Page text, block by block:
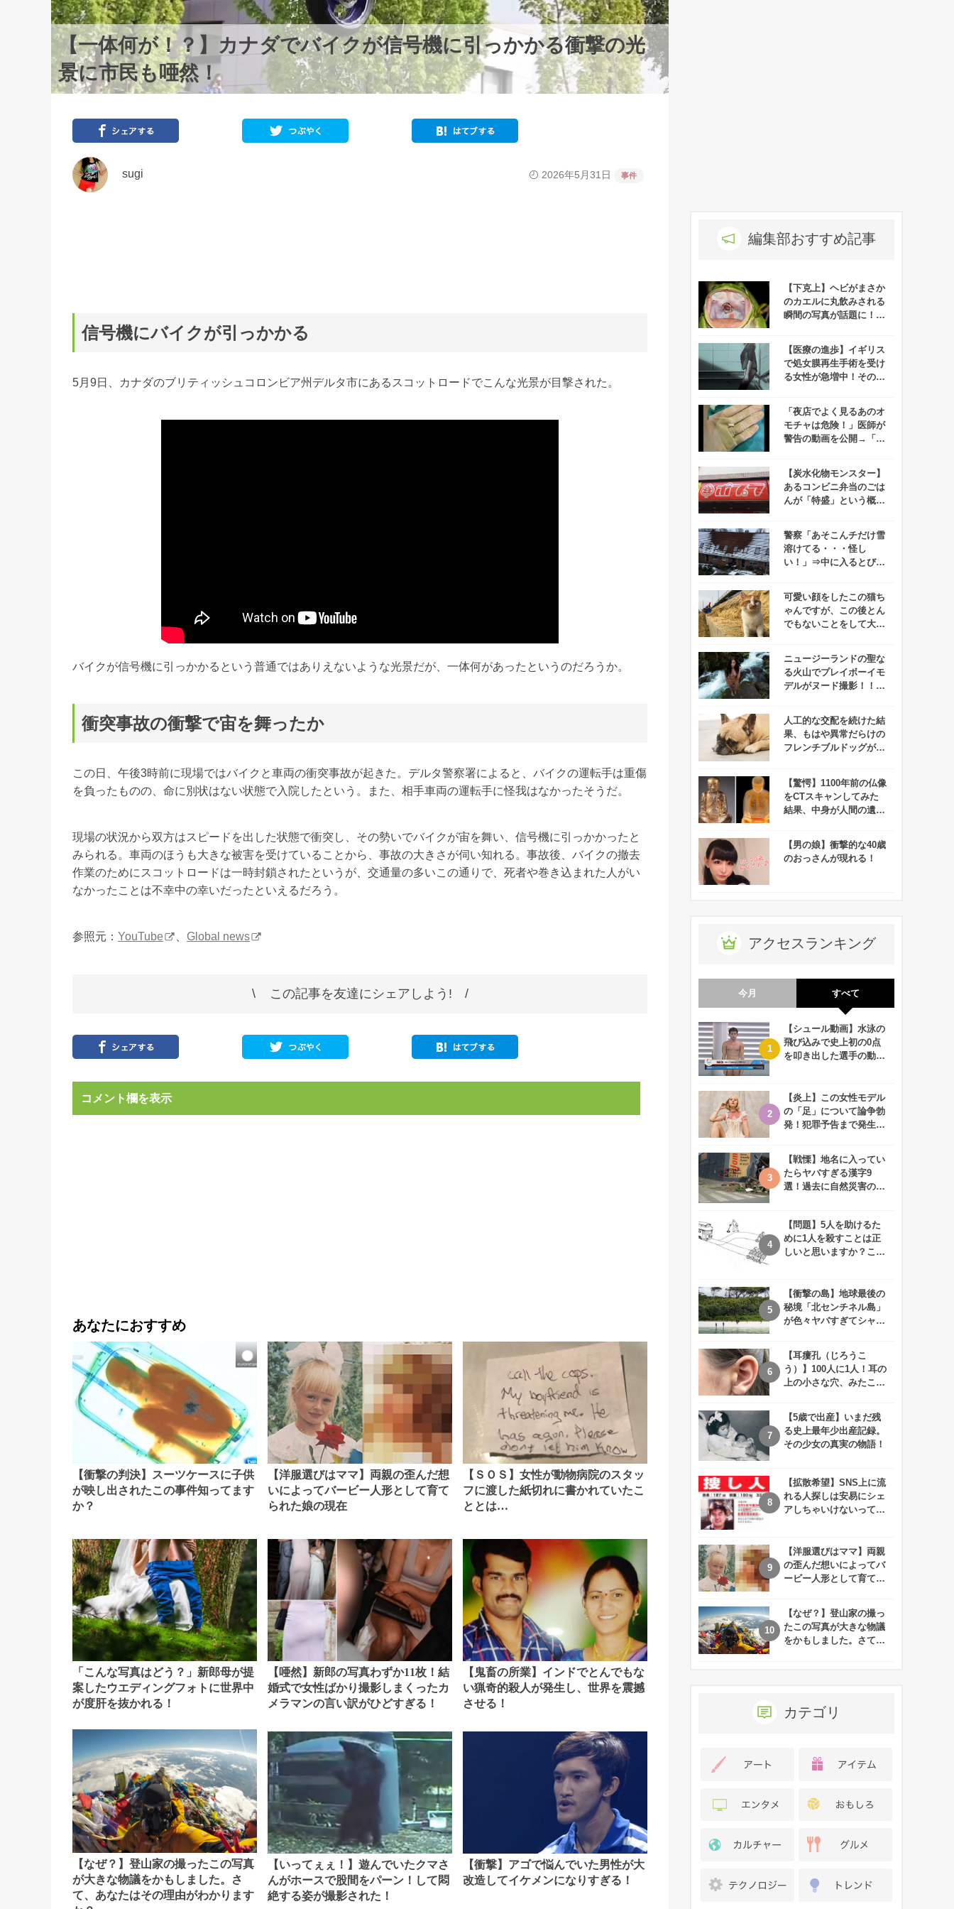
【一体何が！？】カナダでバイクが信号機に引っかかる衝撃の光
景に市民も唖然！
sugi 2026年5月31日 事件
信号機にバイクが引っかかる
5月9日、カナダのブリティッシュコロンビア州デルタ市にあるスコットロードでこんな光景が目撃された。
バイクが信号機に引っかかるという普通ではありえないような光景だが、一体何があったというのだろうか。
衝突事故の衝撃で宙を舞ったか
この日、午後3時前に現場ではバイクと車両の衝突事故が起きた。デルタ警察署によると、バイクの運転手は重傷
を負ったものの、命に別状はない状態で入院したという。また、相手車両の運転手に怪我はなかったそうだ。
現場の状況から双方はスピードを出した状態で衝突し、その勢いでバイクが宙を舞い、信号機に引っかかったと
みられる。車両のほうも大きな被害を受けていることから、事故の大きさが伺い知れる。事故後、バイクの撤去
作業のためにスコットロードは一時封鎖されたというが、交通量の多いこの通りで、死者や巻き込まれた人がい
なかったことは不幸中の幸いだったといえるだろう。
参照元： YouTube Global news
この記事を友達にシェアしよう! /
コメント欄を表示
あなたにおすすめ
【衝撃の判決】スーツケースに子供
が映し出されたこの事件知ってます
か？
【洋服選びはママ】両親の歪んだ想
いによってバービー人形として育て
られた娘の現在
【ＳＯＳ】女性が動物病院のスタッ
フに渡した紙切れに書かれていたこ
ととは…
「こんな写真はどう？」新郎母が提
案したウエディングフォトに世界中
が度肝を抜かれる！
【唖然】新郎の写真わずか11枚！結
婚式で女性ばかり撮影しまくったカ
メラマンの言い訳がひどすぎる！
【鬼畜の所業】インドでとんでもな
い猟奇的殺人が発生し、世界を震撼
させる！
【なぜ？】登山家の撮ったこの写真
が大きな物議をかもしました。さ
て、あなたはその理由がわかります
【いってぇぇ！】遊んでいたクマさ
んがホースで股間をパーン！して悶
絶する姿が撮影された！
【衝撃】アゴで悩んでいた男性が大
改造してイケメンになりすぎる！
編集部おすすめ記事
【下克上】ヘビがまさか
のカエルに丸飲みされる
瞬間の写真が話題に！表
【医療の進歩】イギリス
で処女膜再生手術を受け
る女性が急増中！その理
「夜店でよく見るあのオ
モチャは危険！」医師が
警告の動画を公開→「気
う、、」と話題に！
【炭水化物モンスター】
あるコンビニ弁当のごは
んが「特盛」という概念
に！
警察「あそこんチだけ雪
溶けてる・・・怪し
い！」⇒中に入るとびっ
可愛い顔をしたこの猫ち
ゃんですが、この後とん
でもないことをして大勢
ニュージーランドの聖な
る火山でプレイボーイモ
デルがヌード撮影！！→
人工的な交配を続けた結
果、もはや異常だらけの
フレンチブルドッグが悲
【驚愕】1100年前の仏像
をCTスキャンしてみた
結果、中身が人間の遺体
【男の娘】衝撃的な40歳
のおっさんが現れる！
アクセスランキング
今月 すべて
【シュール動画】水泳の
飛び込みで史上初の0点
を叩き出した選手の動画
【炎上】この女性モデル
の「足」について論争勃
発！犯罪予告まで発生す
【戦慄】地名に入ってい
たらヤバすぎる漢字9
選！過去に自然災害の歴
【問題】5人を助けるた
めに1人を殺すことは正
しいと思いますか？この
【衝撃の島】地球最後の
秘境「北センチネル島」
が色々ヤバすぎてシャレ
【耳瘻孔（じろうこ
う）】100人に1人！耳の
上の小さな穴、みたこと
【5歳で出産】いまだ残
る史上最年少出産記録。
その少女の真実の物語！
【拡散希望】SNS上に流
れる人探しは安易にシェ
アしちゃいけないって知
【洋服選びはママ】両親
の歪んだ想いによってバ
ービー人形として育てら
【なぜ？】登山家の撮っ
たこの写真が大きな物議
をかもしました。さて、
カテゴリ